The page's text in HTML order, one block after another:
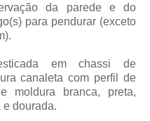
da parede e do
para pendurar (exceto
em chassi de
canaletacom perfil de
moldura branca, preta,
e dourada.